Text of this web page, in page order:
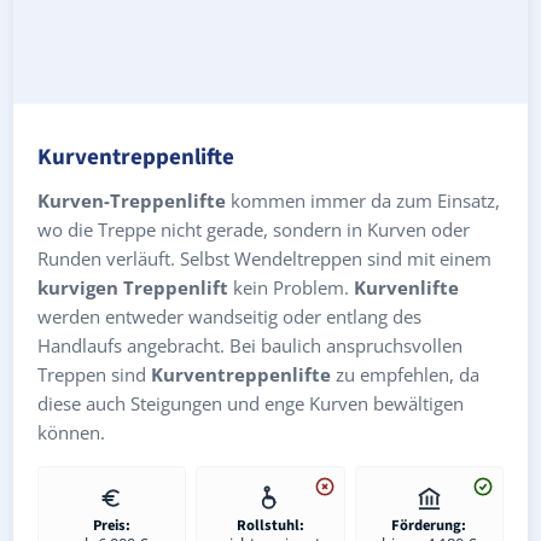
Kurventreppenlifte
Kurven-Treppenlifte kommen immer da zum Einsatz,
wo die Treppe nicht gerade, sondern in Kurven oder
Runden verläuft. Selbst Wendeltreppen sind mit einem
kurvigen Treppenlift kein Problem. Kurvenlifte
werden entweder wandseitig oder entlang des
Handlaufs angebracht. Bei baulich anspruchsvollen
Treppen sind Kurventreppenlifte zu empfehlen, da
diese auch Steigungen und enge Kurven bewältigen
können.
Preis: Rollstuhl: Förderung: